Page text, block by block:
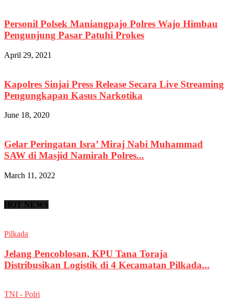
Personil Polsek Maniangpajo Polres Wajo Himbau
Pengunjung Pasar Patuhi Prokes
April 29, 2021
Kapolres Sinjai Press Release Secara Live Streaming
Pengungkapan Kasus Narkotika
June 18, 2020
Gelar Peringatan Isra’ Miraj Nabi Muhammad
SAW di Masjid Namirah Polres...
March 11, 2022
HOT NEWS
Pilkada
Jelang Pencoblosan, KPU Tana Toraja
Distribusikan Logistik di 4 Kecamatan Pilkada...
TNI - Polri